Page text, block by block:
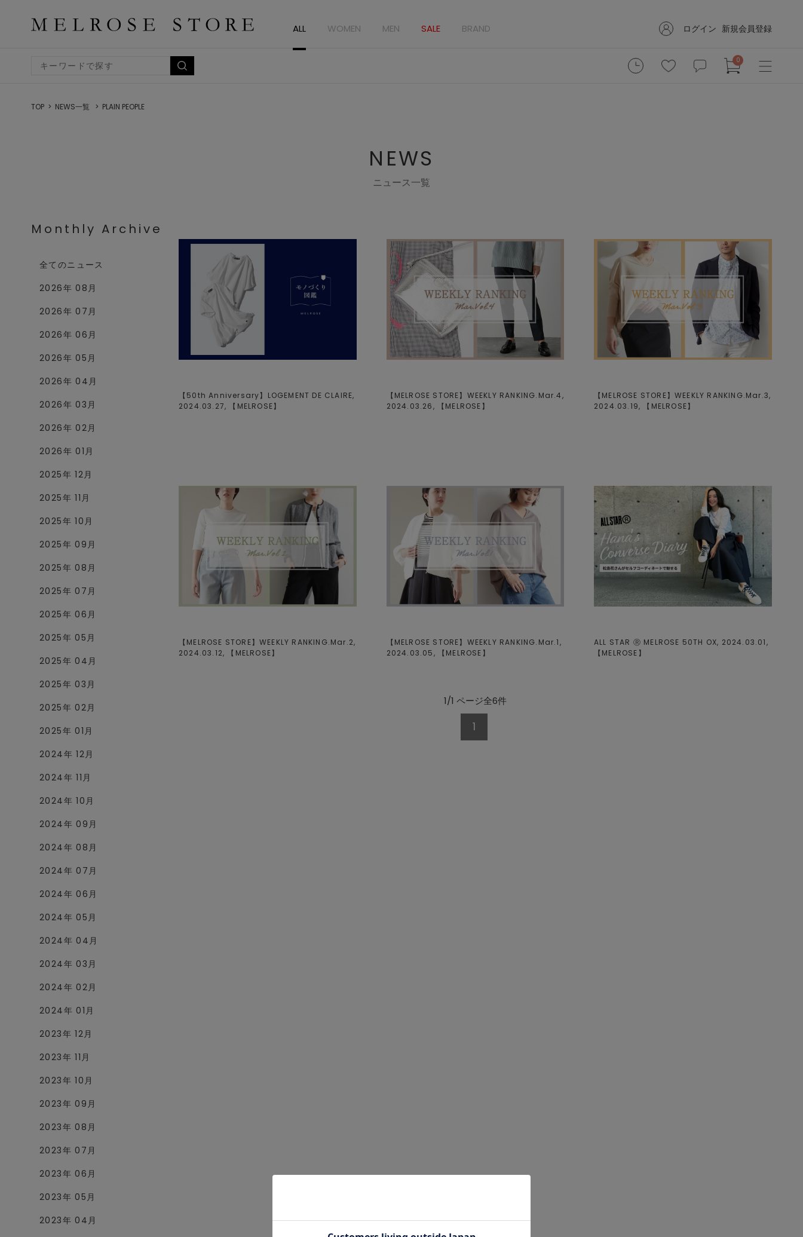
ALL WOMEN MEN SALE BRAND ログイン 新規会員登録
0
TOP NEWS一覧 PLAIN PEOPLE
NEWS
ニュース一覧
Monthly Archive
全てのニュース
2026年 08月
2026年 07月
2026年 06月
2026年 05月
2026年 04月
2026年 03月
2026年 02月
2026年 01月
2025年 12月
2025年 11月
2025年 10月
2025年 09月
2025年 08月
2025年 07月
2025年 06月
2025年 05月
2025年 04月
2025年 03月
2025年 02月
2025年 01月
2024年 12月
2024年 11月
2024年 10月
2024年 09月
2024年 08月
2024年 07月
2024年 06月
2024年 05月
2024年 04月
2024年 03月
2024年 02月
2024年 01月
2023年 12月
2023年 11月
2023年 10月
2023年 09月
2023年 08月
2023年 07月
2023年 06月
2023年 05月
2023年 04月
【50th Anniversary】LOGEMENT DE CLAIRE,
2024.03.27, 【 MELROSE】
【MELROSE STORE】WEEKLY RANKING.Mar.4,
2024.03.26, 【 MELROSE 】
【MELROSE STORE】WEEKLY RANKING.Mar.3,
2024.03.19, 【 MELROSE】
【MELROSE STORE】WEEKLY RANKING.Mar.2,
2024.03.12, 【 MELROSE】
【MELROSE STORE】WEEKLY RANKING.Mar.1,
2024.03.05, 【 MELROSE 】
ALL STAR Ⓡ MELROSE 50TH OX, 2024.03.01,
【 MELROSE 】
1/1 ページ全6件
1